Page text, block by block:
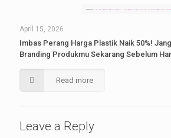
April 15, 2026
Imbas Perang Harga Plastik Naik 50%!
Branding Produkmu Sekarang Sebelum
Read more
Leave a Reply